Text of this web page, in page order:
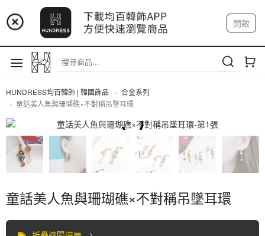
📢 市集預告：9/4-9/6 淡水捷運站
📢 市集預告：9/12-9/13 八里海巡基地
📢 市集預告：8/22-8/23 桃園青埔置地廣場
開啟
註冊 我的帳戶
HUNDRESS均百韓飾 | 韓國飾品
合金系列
童話美人魚與珊瑚礁×不對稱吊墜耳環
合金系列
童話美人魚與珊瑚礁×不對稱吊墜耳環